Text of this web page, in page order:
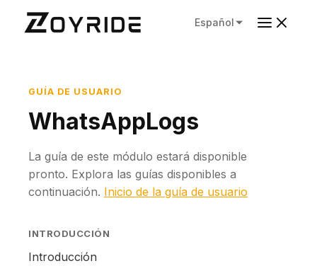
Español
GUÍA DE USUARIO
WhatsAppLogs
La guía de este módulo estará disponible
pronto. Explora las guías disponibles a
continuación. Inicio de la guía de usuario
INTRODUCCIÓN
Introducción